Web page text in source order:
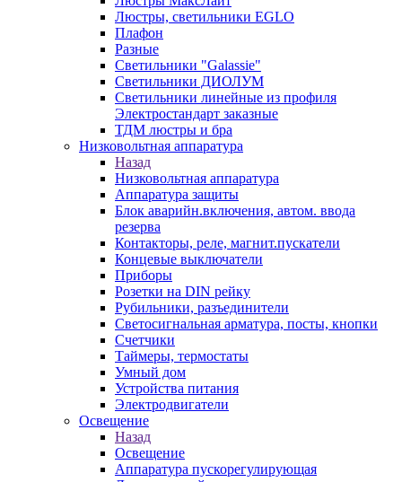
Люстры, светильники EGLO
Плафон
Разные
Светильники "Galassie"
Светильники ДИОЛУМ
Светильники линейные из профиля
Электростандарт заказные
ТДМ люстры и бра
Низковольтная аппаратура
Назад
Низковольтная аппаратура
Аппаратура защиты
Блок аварийн.включения, автом. ввода
резерва
Контакторы, реле, магнит.пускатели
Концевые выключатели
Приборы
Розетки на DIN рейку
Рубильники, разъединители
Светосигнальная арматура, посты, кнопки
Счетчики
Таймеры, термостаты
Умный дом
Устройства питания
Электродвигатели
Освещение
Назад
Освещение
Аппаратура пускорегулирующая